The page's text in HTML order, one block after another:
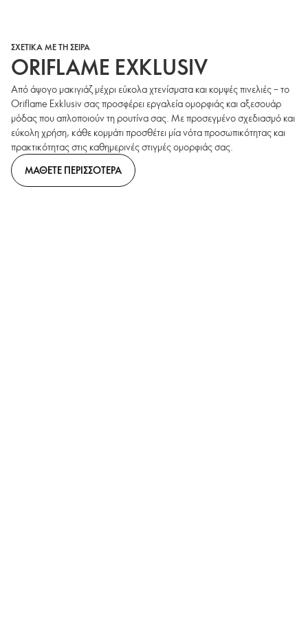
ΣΧΕΤΙΚΑ ΜΕ ΤΗ ΣΕΙΡΑ
ORIFLAME EXKLUSIV
Από άψογο μακιγιάζ μέχρι εύκολα χτενίσματα και κομψές πινελιές – το
Oriflame Exklusiv σας προσφέρει εργαλεία ομορφιάς και αξεσουάρ
μόδας που απλοποιούν τη ρουτίνα σας. Με προσεγμένο σχεδιασμό και
εύκολη χρήση, κάθε κομμάτι προσθέτει μία νότα προσωπικότητας και
πρακτικότητας στις καθημερινές στιγμές ομορφιάς σας.
ΜΑΘΕΤΕ ΠΕΡΙΣΣΟΤΕΡΑ